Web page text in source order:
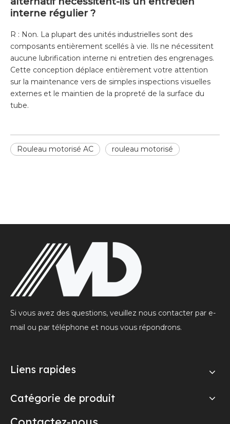
interne régulier ?
R : Non. La plupart des unités industrielles sont des
composants entièrement scellés à vie. Ils ne nécessitent
aucune lubrification interne ni entretien des engrenages.
Cette conception déplace entièrement votre attention
sur la maintenance vers de simples inspections visuelles
externes et le maintien de la propreté de la surface du
tube.
Rouleau motorisé AC rouleau motorisé
Si vous avez des questions, veuillez nous contacter par e-
mail ou par téléphone et nous vous répondrons.
Liens rapides
Catégorie de produit